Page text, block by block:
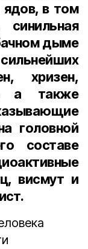
ядов, в том
дыме
хризен,
а также
головной
составе
висмут и